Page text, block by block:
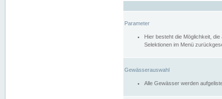
Parameter
Hier besteht die Möglichkeit,
Selektionen im Menü
Gewässerauswahl
Alle Gewässer werden